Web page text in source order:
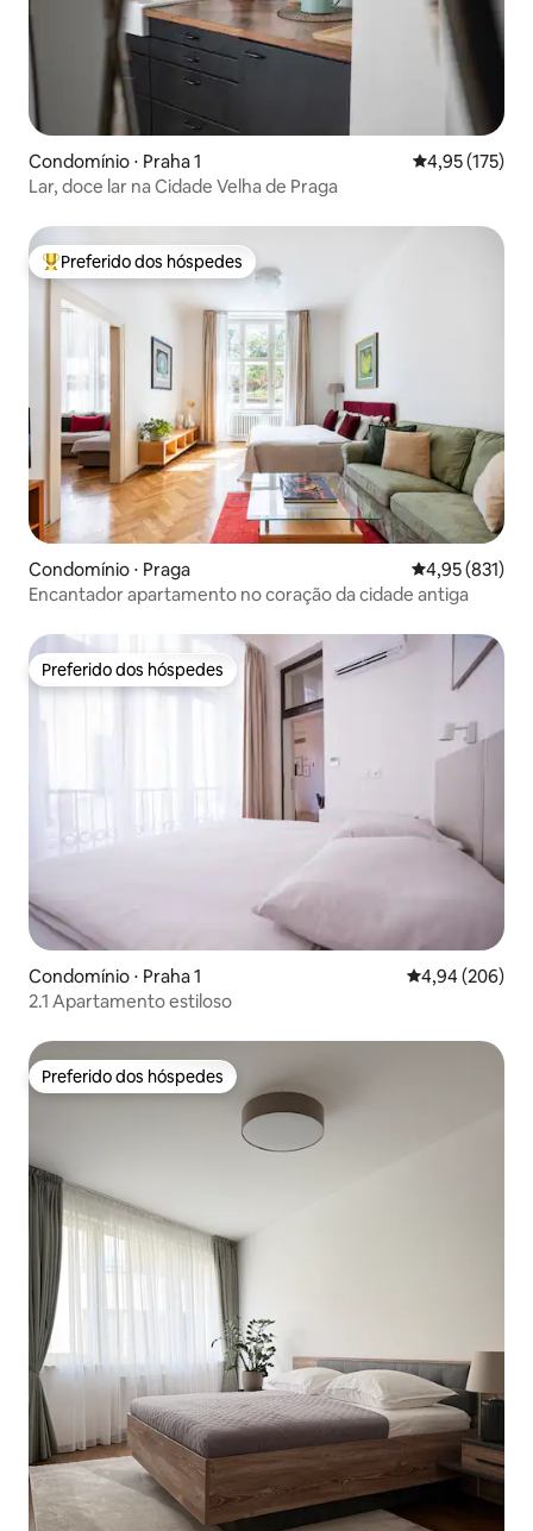
Condomínio ⋅ Praha 1 4,95 de uma
4,95 (175)
Lar, doce lar na Cidade Velha de Praga
Entre os melhores preferidos dos hóspedes
Preferido dos hóspedes
Condomínio ⋅ Praga 4,95 de uma
4,95 (831)
Encantador apartamento no coração da cidade antiga
Preferido dos hóspedes
Preferido dos hóspedes
Condomínio ⋅ Praha 1 4,94 de uma
4,94 (206)
2.1 Apartamento estiloso
Preferido dos hóspedes
Preferido dos hóspedes